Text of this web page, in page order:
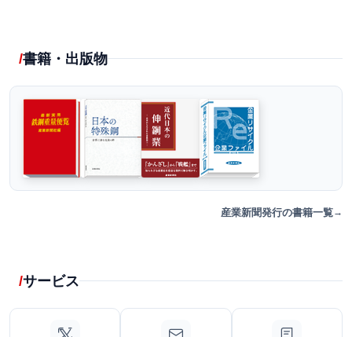
書籍・出版物
産業新聞発行の書籍一覧
サービス